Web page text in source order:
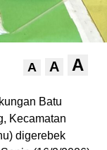
A A A
Batu
Kecamatan
digerebek